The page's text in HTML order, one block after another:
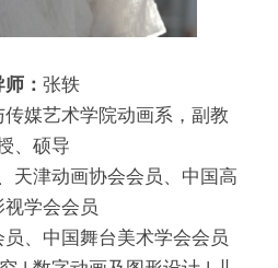
： 张轶
媒艺术学院动画系，副教
、硕导
天津动画协会会员、中国高
视学会会员
、中国舞台美术学会会员